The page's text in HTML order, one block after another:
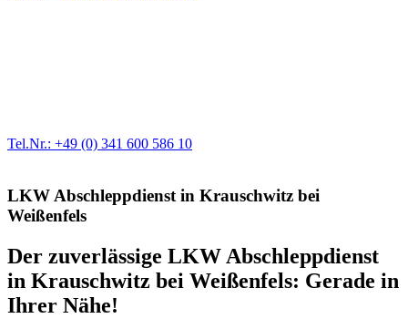
Tel.Nr.: +49 (0) 341 600 586 10
LKW Abschleppdienst in Krauschwitz bei
Weißenfels
Der zuverlässige LKW Abschleppdienst
in Krauschwitz bei Weißenfels: Gerade in
Ihrer Nähe!